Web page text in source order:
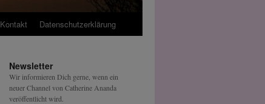
Kontakt Datenschutz­erklärung
Newsletter
Wir informieren Dich gerne, wenn ein
neuer Channel von Catherine Ananda
veröffentlicht wird.